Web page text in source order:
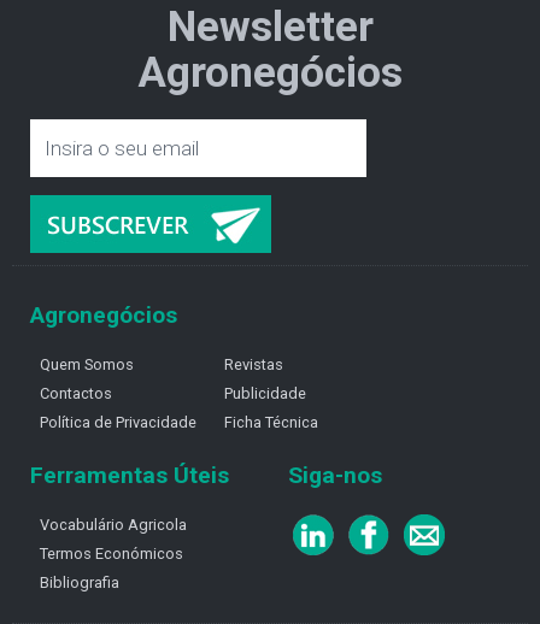
Newsletter
Agronegócios
Agronegócios
Quem Somos
Contactos
Política de Privacidade
Revistas
Publicidade
Ficha Técnica
Ferramentas Úteis
Vocabulário Agricola
Termos Económicos
Bibliografia
Siga-nos